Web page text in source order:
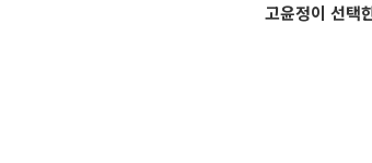
고윤정이 선택